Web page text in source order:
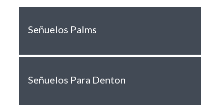
Señuelos Palms
Señuelos Para Denton